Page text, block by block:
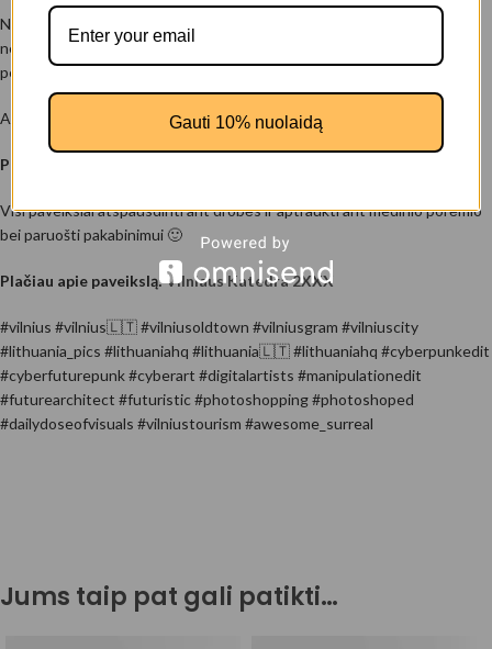
Nenoriu įžeisti nieko, kas gali turėti religinių įsitikinimų, todėl prašau
nepriimti šio kūrinio kaip įžeidimo – tai tiesiog architektūros
pervaizdavimas.”
Apie Kūrinį pasisako poul.with.an.o
Publikuota: 2022 Gegužės 19
Visi paveikslai atspausdinti ant drobės ir aptraukti ant medinio porėmio
bei paruošti pakabinimui 🙂
Plačiau apie paveikslą:Vilniaus Katedra 2XXX
#vilnius #vilnius🇱🇹 #vilniusoldtown #vilniusgram #vilniuscity
#lithuania_pics #lithuaniahq #lithuania🇱🇹 #lithuaniahq #cyberpunkedit
#cyberfuturepunk #cyberart #digitalartists #manipulationedit
#futurearchitect #futuristic #photoshopping #photoshoped
#dailydoseofvisuals #vilniustourism #awesome_surreal
Jums taip pat gali patikti…
Gauti 10% nuolaidą